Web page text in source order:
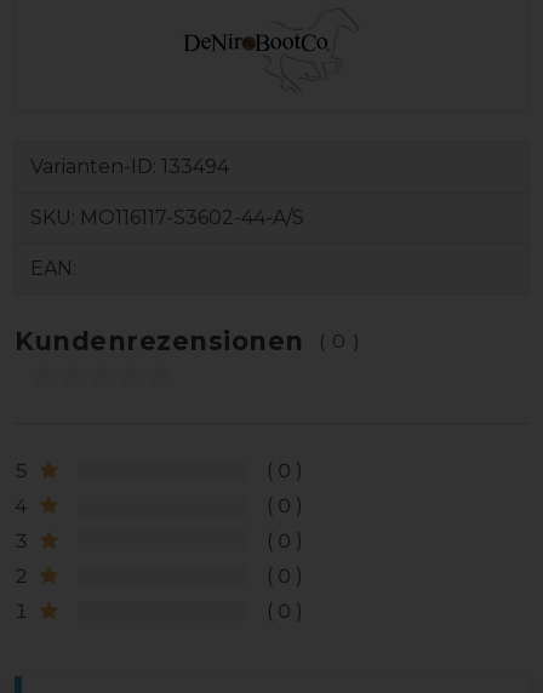
Varianten-ID: 133494
SKU: MO116117-S3602-44-A/S
EAN:
Kundenrezensionen (0)
5
0
4
0
3
0
2
0
1
0